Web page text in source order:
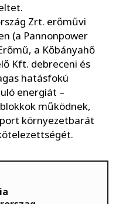
Zrt. erőművi
(a Pannonpower
a Kőbányahő
Kft. debreceni és
hatásfokú
energiát –
működnek,
környezetbarát